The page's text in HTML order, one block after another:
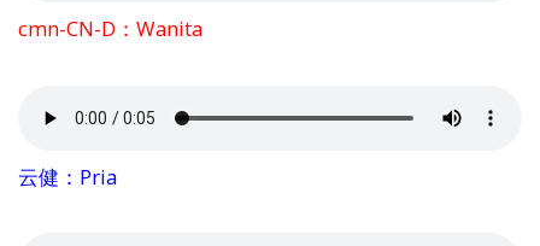
cmn-CN-D：Wanita
云健：Pria